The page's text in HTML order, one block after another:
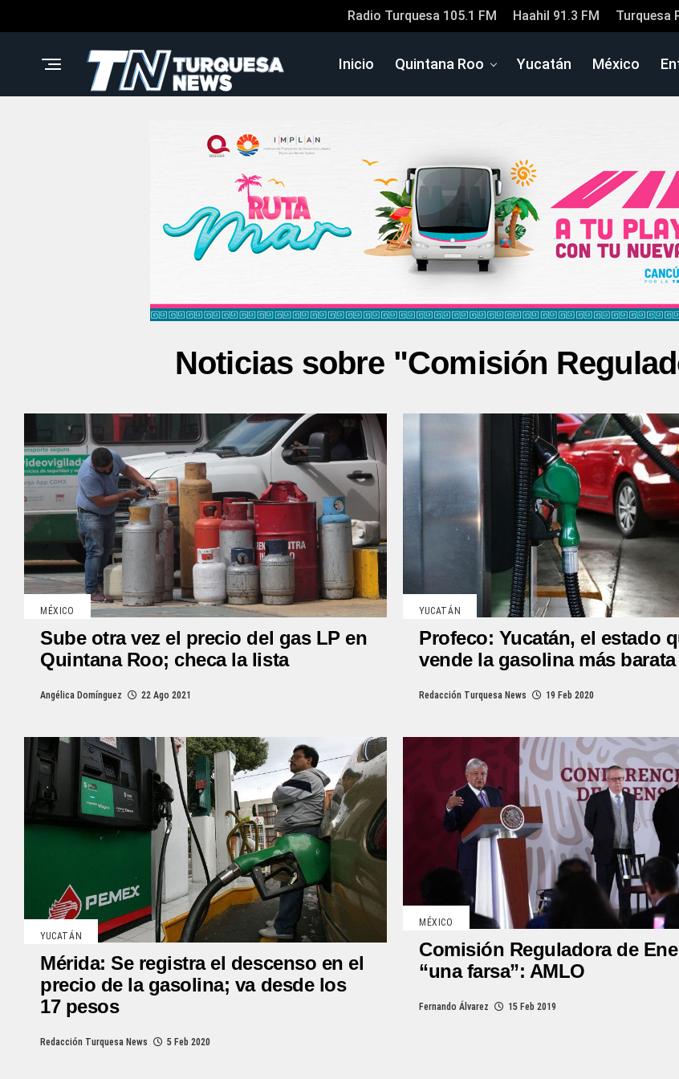
Radio Turquesa 105.1 FM Haahil 91.3 FM Turquesa
Inicio Quintana Roo Yucatán México
Noticias sobre "Comisión
MÉXICO
Sube otra vez el precio del gas LP en
Quintana Roo; checa la lista
Angélica Domínguez 22 Ago 2021
YUCATÁN
Profeco: Yucatán, el estado
vende la gasolina más barata
Redacción Turquesa News 19 Feb 2020
YUCATÁN
Mérida: Se registra el descenso en el
precio de la gasolina; va desde los
17 pesos
Redacción Turquesa News 5 Feb 2020
MÉXICO
Comisión Reguladora de
“una farsa”: AMLO
Fernando Álvarez 15 Feb 2019